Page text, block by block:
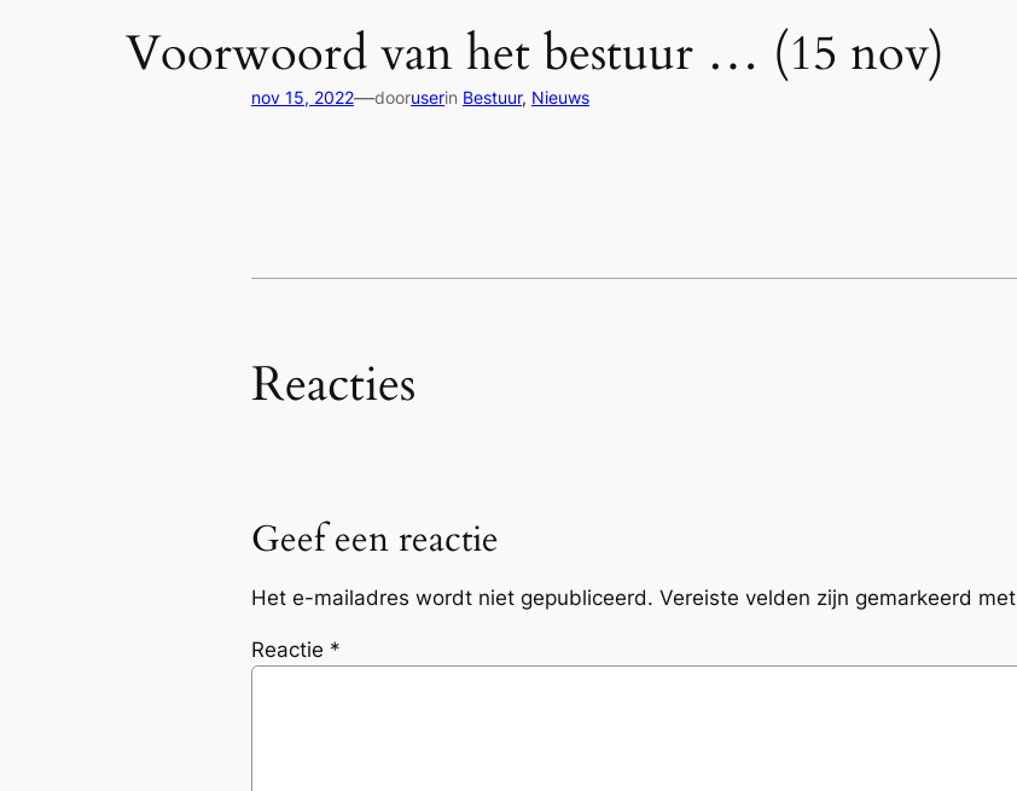
Voorwoord van het bestuur … (15 nov)
nov 15, 2022—dooruserin Bestuur, Nieuws
Reacties
Geef een reactie
Het e-mailadres wordt niet gepubliceerd. Vereiste velden zijn gemarkeerd met
Reactie *